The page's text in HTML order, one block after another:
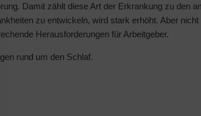
Damit zählt diese Art der Erkrankung zu den
zu entwickeln, wird stark erhöht. Aber
Herausforderungen für Arbeitgeber.
rund um den Schlaf.